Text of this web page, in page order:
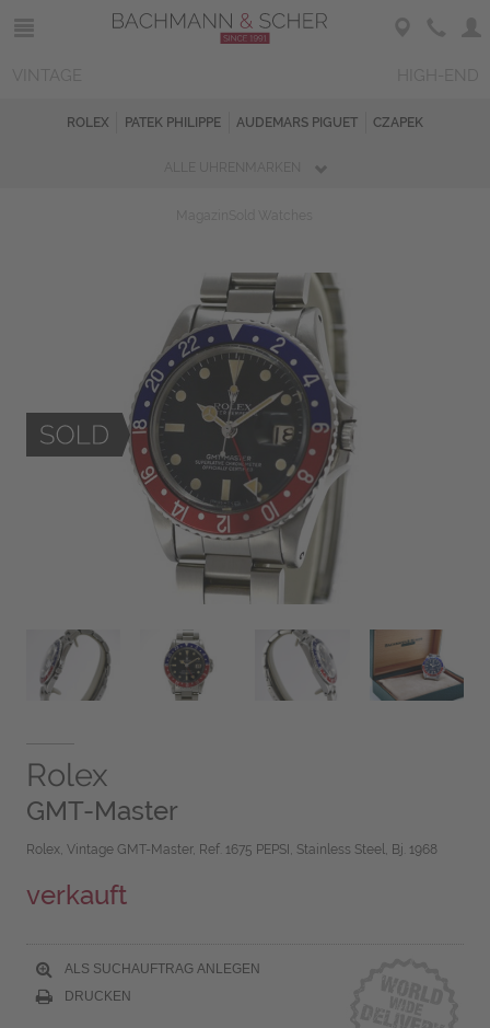
ROLEX PATEK PHILIPPE AUDEMARS PIGUET CZAPEK
Rolex
GMT-Master
Rolex, Vintage GMT-Master, Ref. 1675 PEPSI, Stainless Steel, Bj. 1968
verkauft
ALS SUCHAUFTRAG ANLEGEN
DRUCKEN